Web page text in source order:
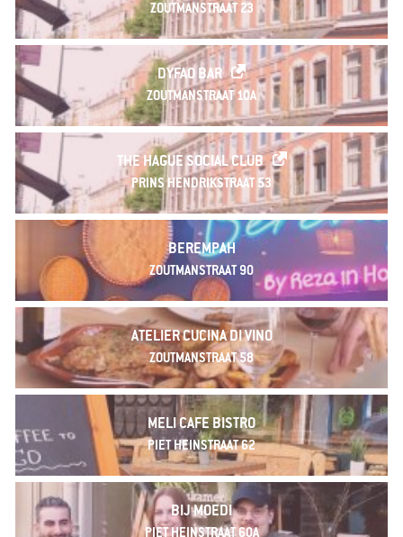
ZOUTMANSTRAAT 23
DYFAO BAR
ZOUTMANSTRAAT 10A
THE HAGUE SOCIAL CLUB
PRINS HENDRIKSTRAAT 53
BEREMPAH
ZOUTMANSTRAAT 90
ATELIER CUCINA DI VINO
ZOUTMANSTRAAT 58
MELI CAFE BISTRO
PIET HEINSTRAAT 62
BIJ MOEDI
PIET HEINSTRAAT 60A